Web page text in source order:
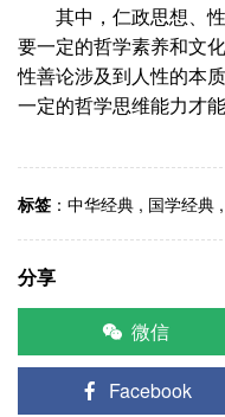
其中，仁政思想、
要一定的哲学素养和文
性善论涉及到人性的本
一定的哲学思维能力才
标签 ： 中华经典 , 国学经典 ,
分享
微信
Facebook